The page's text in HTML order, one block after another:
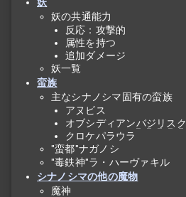
妖の共通能力
反応：攻撃的
属性を持つ
追加ダメージ
妖一覧
蛮族
主なシナノシマ固有の蛮族
アヌビス
オブシディアンバジリスク
クロケパラウラ
"蛮都"ナガノシ
"毒鉄神"ラ・ハーヴァキル
シナノシマの他の魔物
魔神